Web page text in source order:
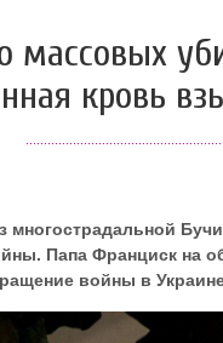
массовых
кровь
многострадальной
Папа Франциск на
войны в